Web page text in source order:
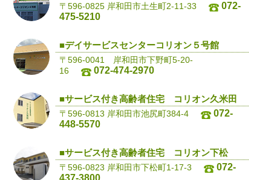
〒596-0825 岸和田市土生町2-11-33
072-
475-5210
■デイサービスセンターコリオン５号館
〒596-0041 岸和田市下野町5-20-
16
072-474-2970
■サービス付き高齢者住宅 コリオン久米田
〒596-0813 岸和田市池尻町384-4
072-
448-5570
■サービス付き高齢者住宅 コリオン下松
〒596-0823 岸和田市下松町1-17-3
072-